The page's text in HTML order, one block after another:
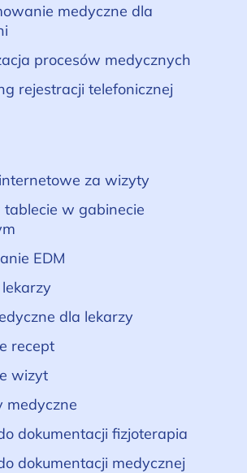
medyczne dla
procesów medycznych
rejestracji telefonicznej
za wizyty
tablecie w gabinecie
EDM
dla lekarzy
recept
wizyt
medyczne
dokumentacji fizjoterapia
dokumentacji medycznej